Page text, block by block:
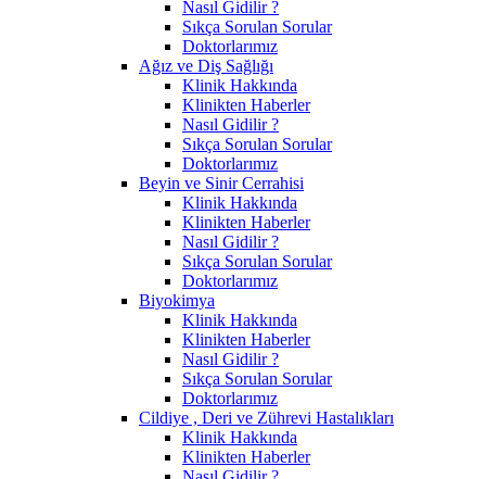
Nasıl Gidilir ?
Sıkça Sorulan Sorular
Doktorlarımız
Ağız ve Diş Sağlığı
Klinik Hakkında
Klinikten Haberler
Nasıl Gidilir ?
Sıkça Sorulan Sorular
Doktorlarımız
Beyin ve Sinir Cerrahisi
Klinik Hakkında
Klinikten Haberler
Nasıl Gidilir ?
Sıkça Sorulan Sorular
Doktorlarımız
Biyokimya
Klinik Hakkında
Klinikten Haberler
Nasıl Gidilir ?
Sıkça Sorulan Sorular
Doktorlarımız
Cildiye , Deri ve Zührevi Hastalıkları
Klinik Hakkında
Klinikten Haberler